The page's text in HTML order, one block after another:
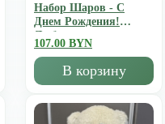
Набор Шаров - С
Днем Рождения!
Люблю
107.00 BYN
В корзину